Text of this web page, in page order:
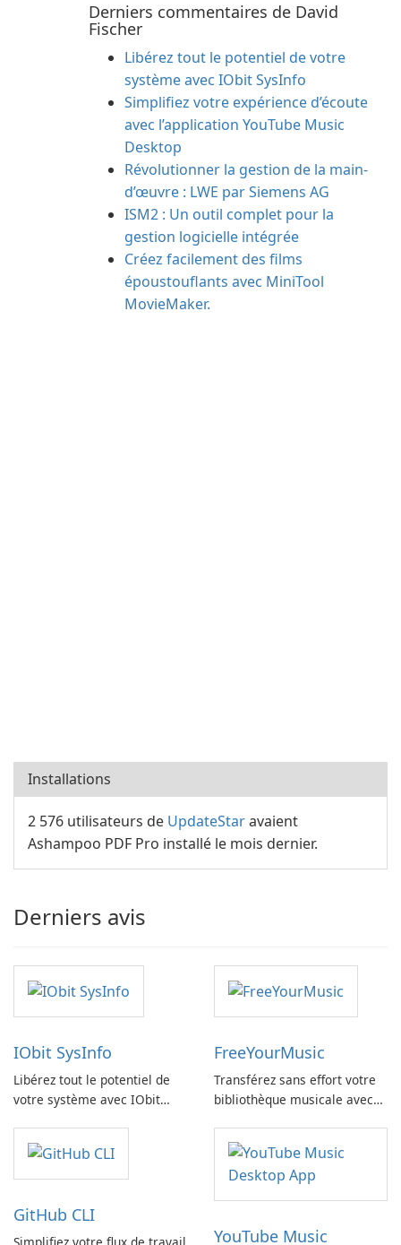
Derniers commentaires de David
Fischer
Libérez tout le potentiel de votre
système avec IObit SysInfo
Simplifiez votre expérience d’écoute
avec l’application YouTube Music
Desktop
Révolutionner la gestion de la main-
d’œuvre : LWE par Siemens AG
ISM2 : Un outil complet pour la
gestion logicielle intégrée
Créez facilement des films
époustouflants avec MiniTool
MovieMaker.
Installations
2 576 utilisateurs de UpdateStaravaient
Ashampoo PDF Pro installé le mois dernier.
Derniers avis
IObit SysInfo
Libérez tout le potentiel de
votre système avec IObit
FreeYourMusic
Transférez sans effort votre
bibliothèque musicale avec
GitHub CLI
YouTube Music